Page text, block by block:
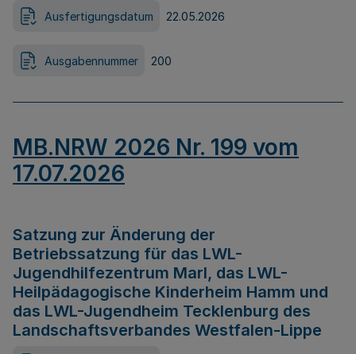
Ausfertigungsdatum 22.05.2026
Ausgabennummer 200
MB.NRW 2026 Nr. 199 vom
17.07.2026
Satzung zur Änderung der
Betriebssatzung für das LWL-
Jugendhilfezentrum Marl, das LWL-
Heilpädagogische Kinderheim Hamm und
das LWL-Jugendheim Tecklenburg des
Landschaftsverbandes Westfalen-Lippe